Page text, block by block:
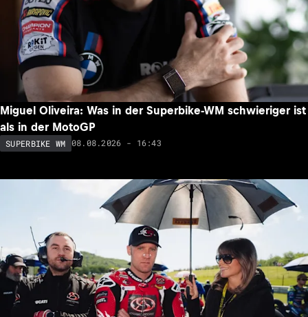
Miguel Oliveira: Was in der Superbike-WM schwieriger ist
als in der MotoGP
SUPERBIKE WM 08.08.2026 - 16:43